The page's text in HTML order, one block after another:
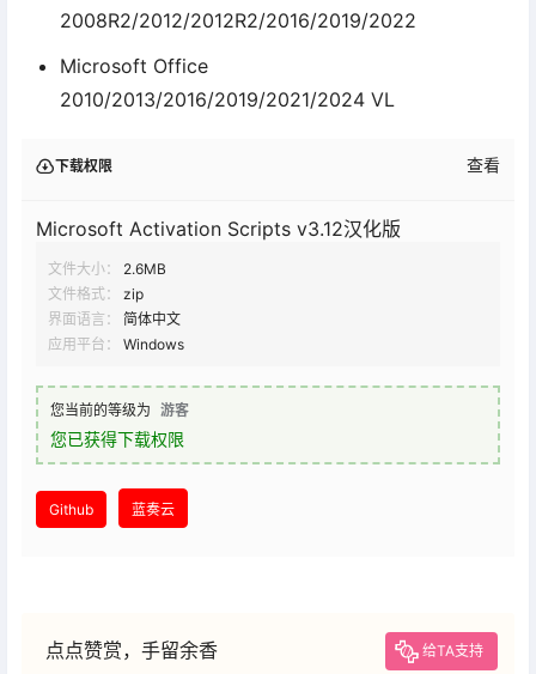
2008R2/2012/2012R2/2016/2019/2022
Microsoft Office
2010/2013/2016/2019/2021/2024 VL
下载权限 查看
Microsoft Activation Scripts v3.12汉化版
文件大小：
2.6MB
文件格式：
zip
界面语言：
简体中文
应用平台：
Windows
您当前的等级为 游客
您已获得下载权限
Github 蓝奏云
点点赞赏，手留余香 给TA支持